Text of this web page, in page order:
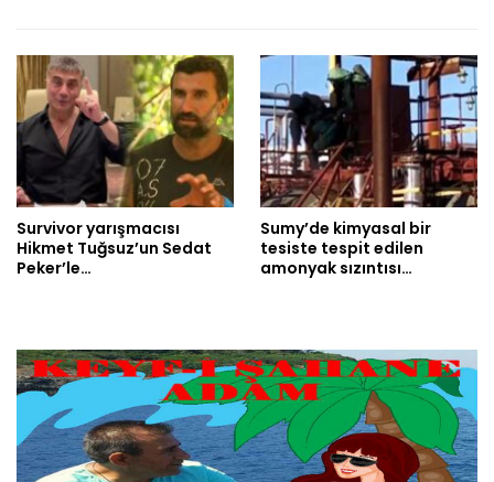
Survivor yarışmacısı
Hikmet Tuğsuz’un Sedat
Peker’le…
Sumy’de kimyasal bir
tesiste tespit edilen
amonyak sızıntısı…